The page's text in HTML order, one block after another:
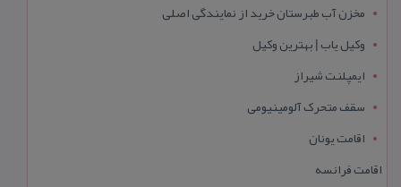
مخزن آب طبرستان خرید از نمایندگی اصلی
وکیل یاب | بهترین وکیل
ایمپلنت شیراز
سقف متحرک آلومینیومی
اقامت یونان
اقامت فرانسه